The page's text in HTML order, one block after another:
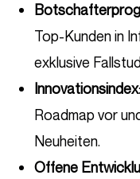
Top-Kunden in
exklusive
Innovationsindex
Roadmap vor
Neuheiten.
Offene